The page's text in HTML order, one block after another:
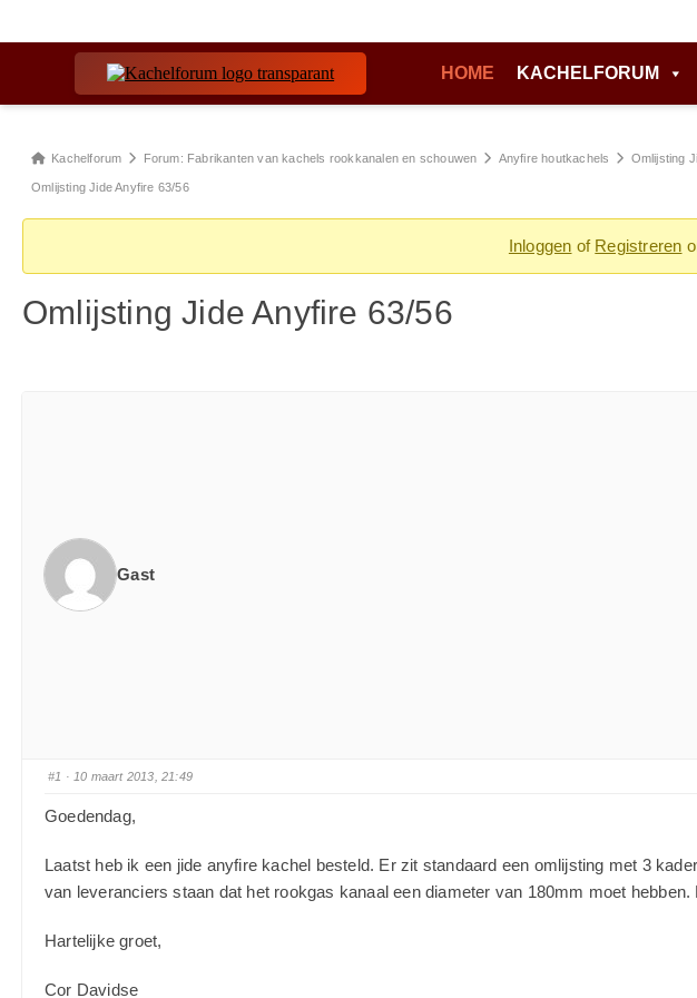
HOME KACHELFORUM
Kachelforum Forum: Fabrikanten van kachels rookkanalen en schouwen Anyfire houtkachels Omlijsting
Omlijsting Jide Anyfire 63/56
Inloggen of Registreren
Omlijsting Jide Anyfire 63/56
Gast
#1 · 10 maart 2013, 21:49
Goedendag,
Laatst heb ik een jide anyfire kachel besteld. Er zit standaard een omlijsting met 3
van leveranciers staan dat het rookgas kanaal een diameter van 180mm moet
Hartelijke groet,
Cor Davidse